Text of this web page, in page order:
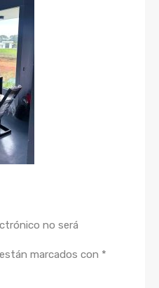
no será
marcados con *